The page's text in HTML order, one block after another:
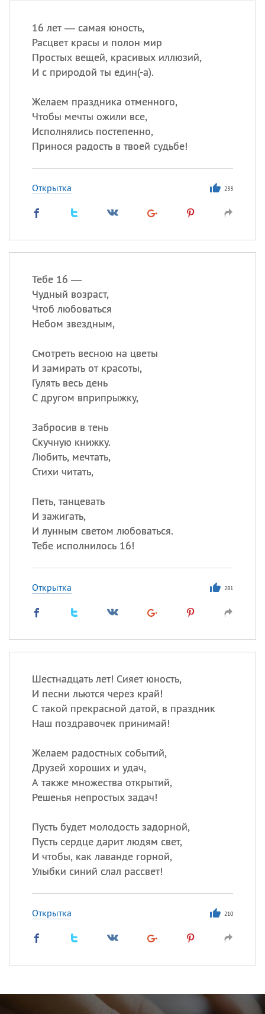
16 лет — самая юность,
Расцвет красы и полон мир
Простых вещей, красивых иллюзий,
И с природой ты един(-а).
Желаем праздника отменного,
Чтобы мечты ожили все,
Исполнялись постепенно,
Принося радость в твоей судьбе!
Открытка 233
Тебе 16 —
Чудный возраст,
Чтоб любоваться
Небом звездным,
Смотреть весною на цветы
И замирать от красоты,
Гулять весь день
С другом вприпрыжку,
Забросив в тень
Скучную книжку.
Любить, мечтать,
Стихи читать,
Петь, танцевать
И зажигать,
И лунным светом любоваться.
Тебе исполнилось 16!
Открытка 281
Шестнадцать лет! Сияет юность,
И песни льются через край!
С такой прекрасной датой, в праздник
Наш поздравочек принимай!
Желаем радостных событий,
Друзей хороших и удач,
А также множества открытий,
Решенья непростых задач!
Пусть будет молодость задорной,
Пусть сердце дарит людям свет,
И чтобы, как лаванде горной,
Улыбки синий слал рассвет!
Открытка 210